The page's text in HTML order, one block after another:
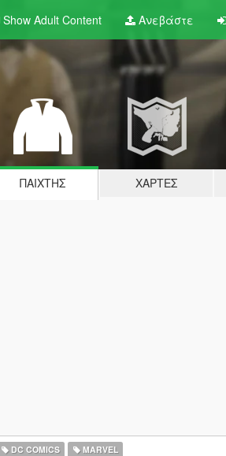
Show Adult Content Ανεβάστε
ΠΑΊΧΤΗΣ ΧΆΡΤΕΣ
DC COMICS MARVEL